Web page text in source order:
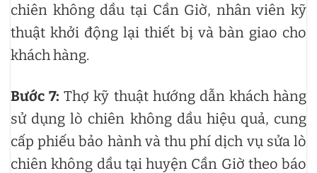
chiên không dầu tại Cần Giờ, nhân viên kỹ
thuật khởi động lại thiết bị và bàn giao cho
khách hàng.
Bước 7:Thợ kỹ thuật hướng dẫn khách hàng
sử dụng lò chiên không dầu hiệu quả, cung
cấp phiếu bảo hành và thu phí dịch vụ sửa lò
chiên không dầu tại huyện Cần Giờ theo báo